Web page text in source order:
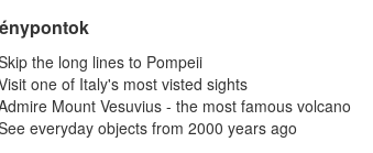
Fénypontok
the long lines to Pompeii
one of Italy's most visted sights
Mount Vesuvius - the most famous volcano
everyday objects from 2000 years ago